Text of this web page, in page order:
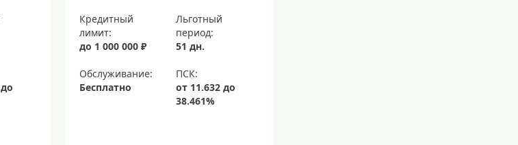
Кредитный
лимит:
до 1 000 000 ₽
Льготный
период:
51 дн.
Обслуживание:
Бесплатно